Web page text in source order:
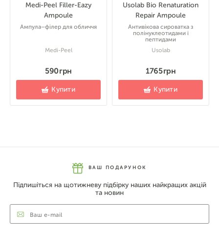
Medi-Peel Filler-Eazy
Ampoule
Ампула–філер для обличчя
Medi-Peel
590 грн
Купити
Usolab Bio Renaturation
Repair Ampoule
Антивікова сироватка з
полінуклеотидами і
пептидами
Usolab
1765 грн
Купити
ВАШ ПОДАРУНОК
Підпишіться на щотижневу підбірку наших найкращих акцій
та новин